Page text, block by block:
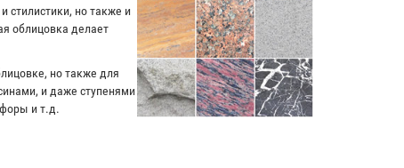
стилистики, но также и
облицовка делает
но также для
и даже ступенями
и т.д.